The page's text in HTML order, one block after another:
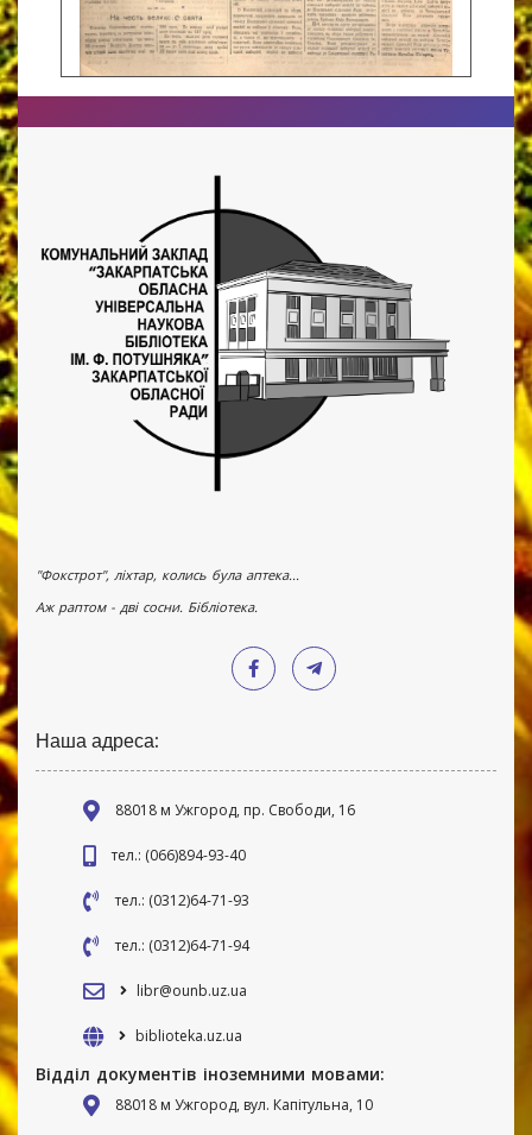
"Фокстрот", ліхтар, колись була аптека...
Аж раптом - дві сосни. Бібліотека.
Наша адреса:
88018 м Ужгород, пр. Свободи, 16
тел.: (066)894-93-40
тел.: (0312)64-71-93
тел.: (0312)64-71-94
libr@ounb.uz.ua
biblioteka.uz.ua
Відділ документів іноземними мовами:
88018 м Ужгород, вул. Капітульна, 10